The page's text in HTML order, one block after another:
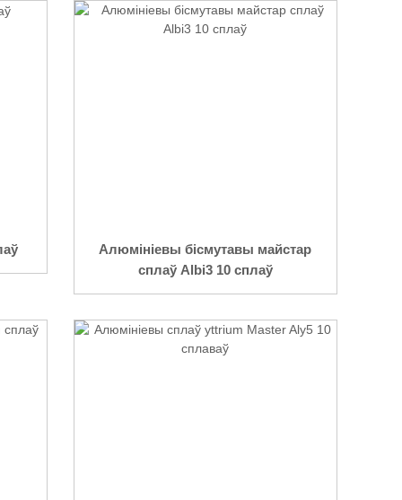
Алюмініевы бісмутавы майстар
сплаў Albi3 10 сплаў